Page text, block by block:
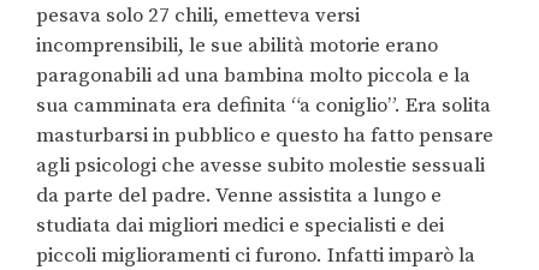
pesava solo 27 chili, emetteva versi
incomprensibili, le sue abilità motorie erano
paragonabili ad una bambina molto piccola e la
sua camminata era definita “a coniglio”. Era solita
masturbarsi in pubblico e questo ha fatto pensare
agli psicologi che avesse subito molestie sessuali
da parte del padre. Venne assistita a lungo e
studiata dai migliori medici e specialisti e dei
piccoli miglioramenti ci furono. Infatti imparò la